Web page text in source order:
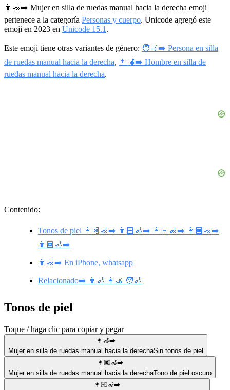
👩‍🦽‍➡️ Mujer en silla de ruedas manual hacia la derecha emoji
pertenece a la categoría Personas y cuerpo. Unicode agregó este
emoji en 2023 en Unicode 15.1 .
Este emoji tiene otras variantes de género: 🧑‍🦽‍➡️ Persona en silla
de ruedas manual hacia la derecha, 👨‍🦽‍➡️ Hombre en silla de
ruedas manual hacia la derecha.
Contenido:
Tonos de piel 👩🏿‍🦽‍➡️ 👩🏻‍🦽‍➡️ 👩🏽‍🦽‍➡️ 👩🏼‍🦽‍➡️
👩🏾‍🦽‍➡️
👩‍🦽‍➡️ En iPhone, whatsapp
Relacionado➡️ 👨‍🦽 👩‍🦼 🧑‍🦽
Tonos de piel
Toque / haga clic para copiar y pegar
👩‍🦽‍➡️
Mujer en silla de ruedas manual hacia la derechaSin tonos de piel
👩🏿‍🦽‍➡️
Mujer en silla de ruedas manual hacia la derechaTono de piel oscuro
👩🏻‍🦽‍➡️